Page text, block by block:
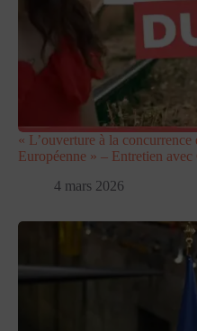
« L’ouverture à la concurrence
Européenne » – Entretien avec
4 mars 2026